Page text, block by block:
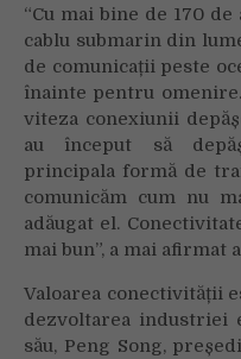
“Cu mai bine de 170
cablu submarin din
de comunicații peste
înainte pentru
viteza conexiunii
au început să
principala formă de
comunicăm cum nu
adăugat el.
mai bun”, a mai afirmat
Valoarea conectivității
dezvoltarea industriei
său, Peng Song,